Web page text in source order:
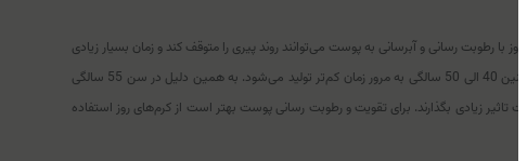
رسانی و آبرسانی به پوست می‌توانند روند پیری را متوقف کند و زمان بسیار زیادی
پوست را شاداب، سر حال، زیبا و جوان نگه دارد. یکی از مهم‌ترین و اصلی‌ترین عامل جوانی و شادابی پوست کلاژن می‌باشد، پوست همواره در حال تولید کلاژن می‌باشد و در سنین 40 الی 50 سالگی به مرور زمان کم‌تر تولید می‌شود. به همین دلیل در سن 55 سالگی
زیادی بگذارند. برای تقویت و رطوبت رسانی پوست بهتر است از کرم‌های روز استفاده